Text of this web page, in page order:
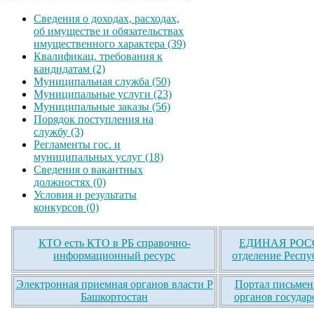
Сведения о доходах, расходах,
об имуществе и обязательствах
имущественного характера (39)
Квалификац. требования к
кандидатам (2)
Муниципальная служба (50)
Муниципальные услуги (23)
Муниципальные заказы (56)
Порядок поступления на
службу (3)
Регламенты гос. и
муниципальных услуг (18)
Сведения о вакантных
должностях (0)
Условия и результаты
конкурсов (0)
КТО есть КТО в РБ справочно-
информационный ресурс
ЕДИНАЯ
отделение
Электронная приемная органов власти Р
Башкортостан
Портал
органов